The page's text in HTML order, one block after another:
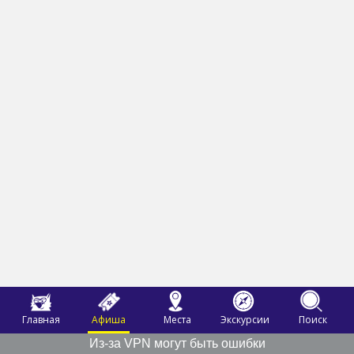
Главная Афиша Места Экскурсии
Поиск
Из-за VPN могут быть ошибки